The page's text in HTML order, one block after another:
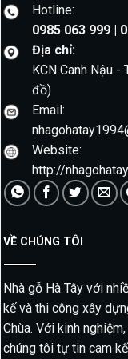
Hotline:
0985 063 999 |
Địa chỉ:
KCN Canh Nậu -
đồ)
Email:
Website:
http://
VỀ CHÚNG TÔI
Nhà gỗ Hà Tây với
kế và thi công xây
Chùa. Với kinh
chúng tôi tự tin cam